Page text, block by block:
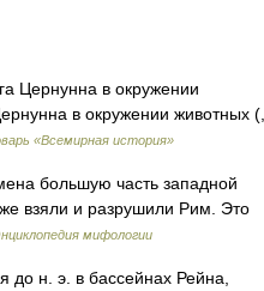
Цернунна в окружении
в окружении животных (,
«Всемирная история»
большую часть западной
взяли и разрушили Рим. Это
мифологии
н. э. в бассейнах Рейна,